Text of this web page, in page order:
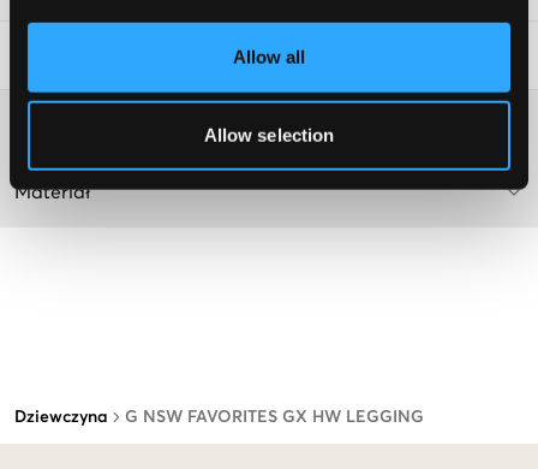
Allow all
Allow selection
Dziewczyna G NSW FAVORITES GX HW LEGGING
Wskazówki dotyczące prania:
Więcej informacji na temat instrukcji prania
Materiał